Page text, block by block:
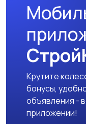
Крутите
бонусы,
объявления -
приложении!